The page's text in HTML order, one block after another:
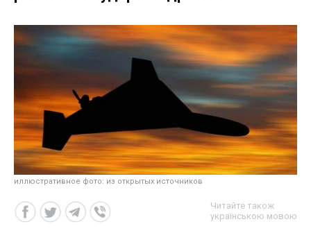
иллюстративное фото: из открытых источников
Читайте також
українською мовою